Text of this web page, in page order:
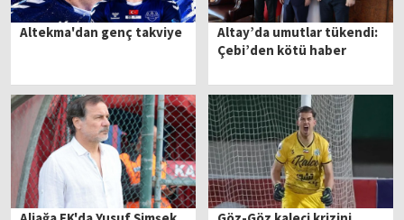
Altekma'dan genç takviye
Altay’da umutlar tükendi:
Çebi’den kötü haber